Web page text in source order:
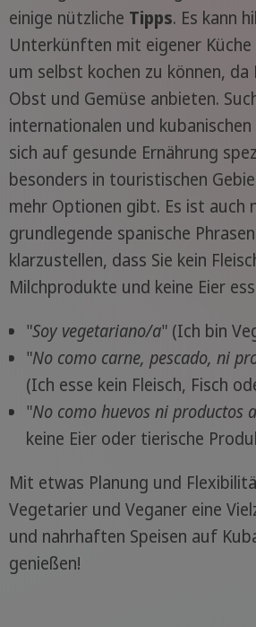
einige nützliche Tipps. Es kann
Unterkünften mit eigener
um selbst kochen zu können,
Obst und Gemüse anbieten.
internationalen und
sich auf gesunde Ernährung
besonders in touristischen
mehr Optionen gibt. Es ist auch
grundlegende spanische
klarzustellen, dass Sie kein
Milchprodukte und keine Eier
"Soy vegetariano/a" (Ich bin
"No como carne, pescado, ni
(Ich esse kein Fleisch, Fisch
"No como huevos ni productos
keine Eier oder tierische
Mit etwas Planung und
Vegetarier und Veganer eine
und nahrhaften Speisen auf
genießen!